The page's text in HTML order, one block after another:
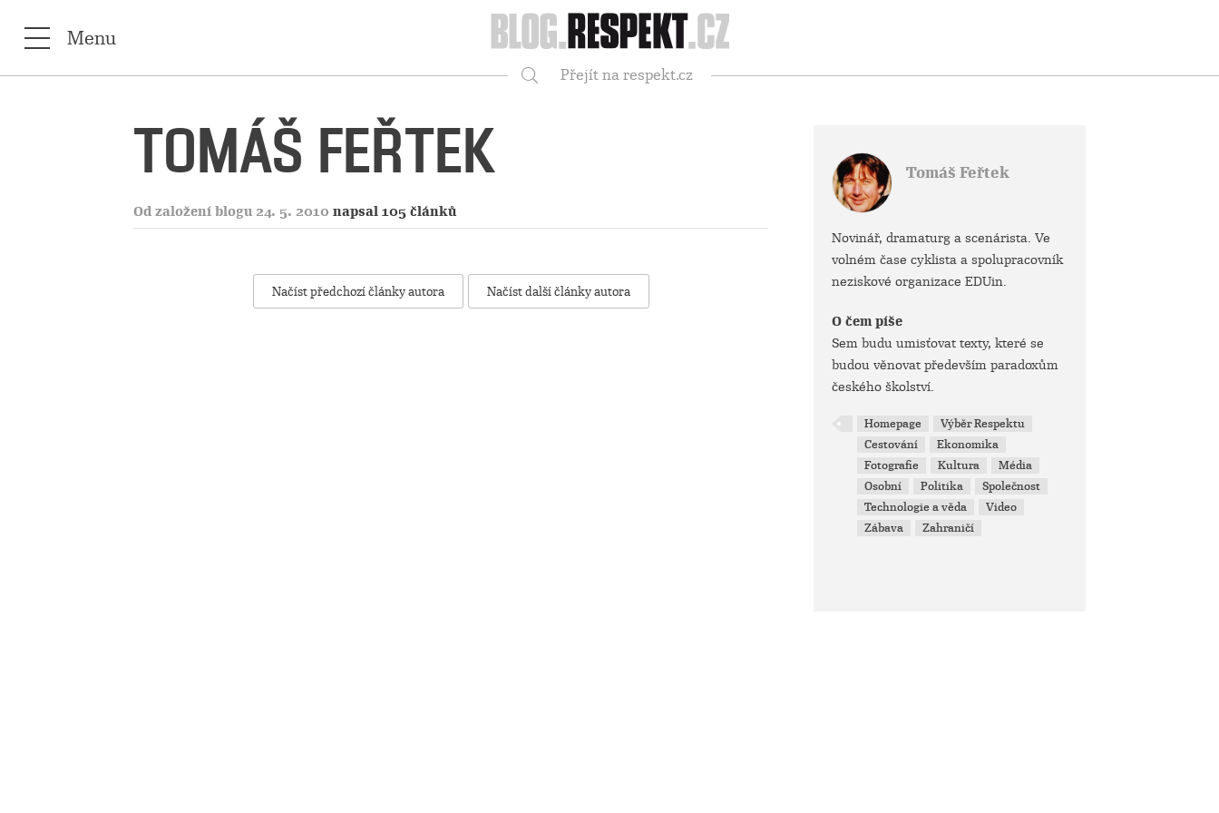
Respekt
Menu
Přejít na respekt.cz
TOMÁŠ FEŘTEK
Od založení blogu 24. 5. 2010 napsal 105 článků
Načíst předchozí články autora Načíst další články autora
Tomáš Feřtek
Novinář, dramaturg a scenárista. Ve
volném čase cyklista a spolupracovník
neziskové organizace EDUin.
O čem píše
Sem budu umisťovat texty, které se
budou věnovat především paradoxům
českého školství.
Homepage
Výběr Respektu
Cestování
Ekonomika
Fotografie
Kultura
Média
Osobní
Politika
Společnost
Technologie a věda
Video
Zábava
Zahraničí